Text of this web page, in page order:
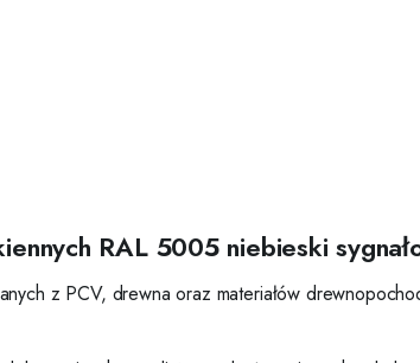
RAL 5005 niebieski
z PCV, drewna oraz materiałów